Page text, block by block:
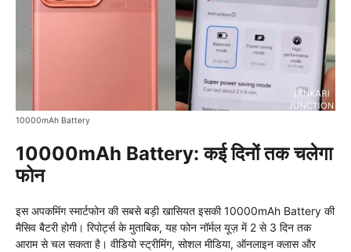
10000mAh Battery
10000mAh Battery: कई दिनों तक चलेगा
फोन
इस अपकमिंग स्मार्टफोन की सबसे बड़ी खासियत इसकी 10000mAh Battery की
मैसिव बैटरी होगी। रिपोर्ट्स के मुताबिक, यह फोन नॉर्मल यूज़ में 2 से 3 दिन तक
आराम से चल सकता है। वीडियो स्ट्रीमिंग, सोशल मीडिया, ऑनलाइन क्लास और